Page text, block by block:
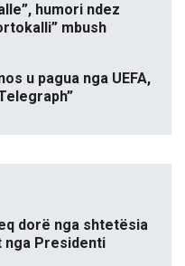
humori ndez
mbush
u pagua nga UEFA,
dorë nga shtetësia
Presidenti